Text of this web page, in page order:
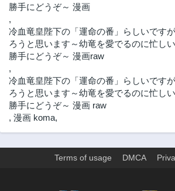
勝手にどうぞ～ 漫画
,
冷血竜皇陛下の「運命の番」らしいです
ろうと思います～幼竜を愛でるのに忙し
勝手にどうぞ～ 漫画raw
,
冷血竜皇陛下の「運命の番」らしいです
ろうと思います～幼竜を愛でるのに忙し
勝手にどうぞ～ 漫画 raw
, 漫画 koma,
Terms of usage DMCA